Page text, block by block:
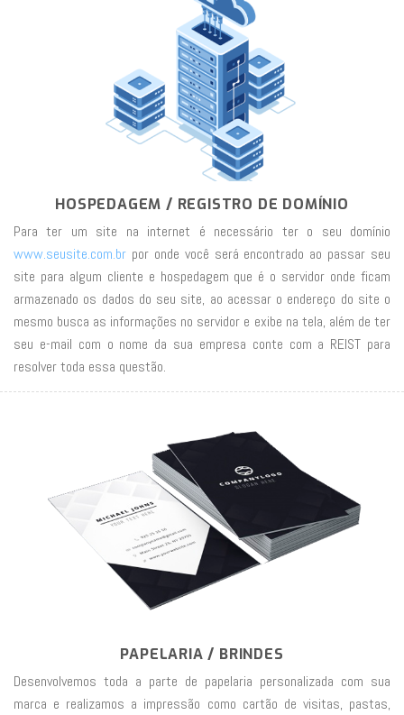
HOSPEDAGEM / REGISTRO DE DOMÍNIO
Para ter um site na internet é necessário ter o seu domínio
www.seusite.com.br por onde você será encontrado ao passar seu
site para algum cliente e hospedagem que é o servidor onde ficam
armazenado os dados do seu site, ao acessar o endereço do site o
mesmo busca as informações no servidor e exibe na tela, além de ter
seu e-mail com o nome da sua empresa conte com a REIST para
resolver toda essa questão.
PAPELARIA / BRINDES
Desenvolvemos toda a parte de papelaria personalizada com sua
marca e realizamos a impressão como cartão de visitas, pastas,